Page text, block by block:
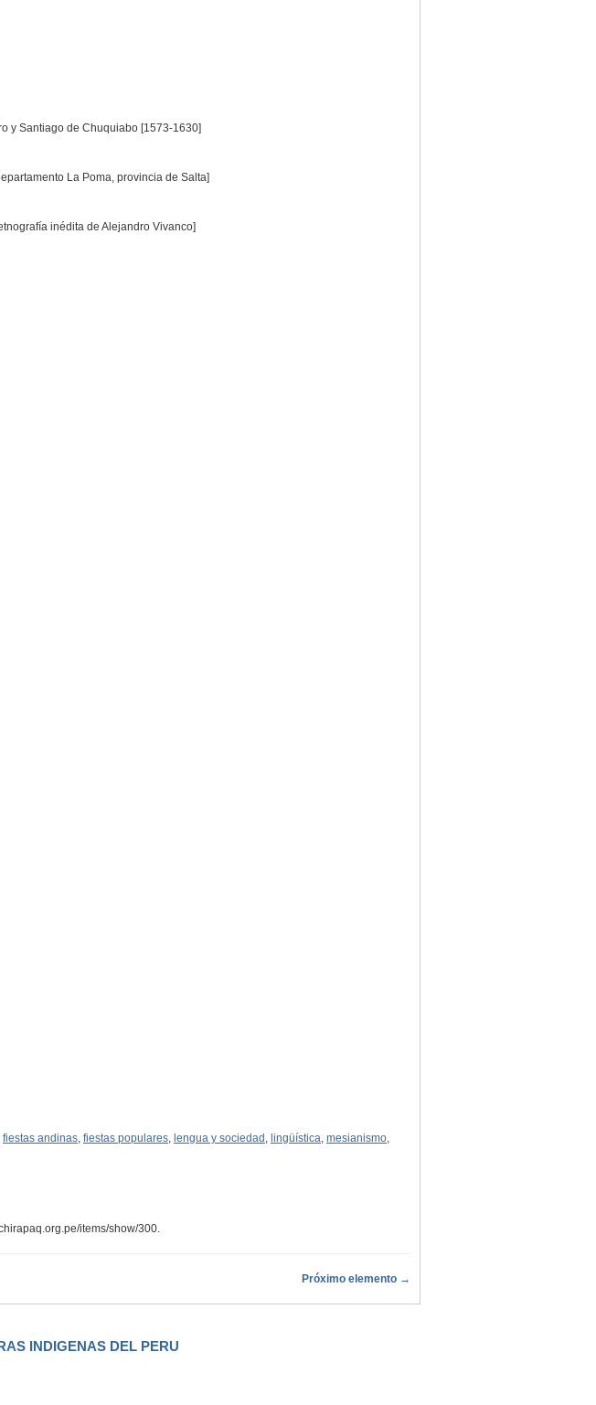
y Santiago de Chuquiabo [1573-1630]
La Poma, provincia de Salta]
inédita de Alejandro Vivanco]
fiestas andinas fiestas populares lengua y sociedad lingüística mesianismo
items/show/300
Próximo elemento →
INDIGENAS DEL PERU